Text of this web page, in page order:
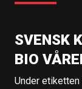
SVENSK
BIO
Under